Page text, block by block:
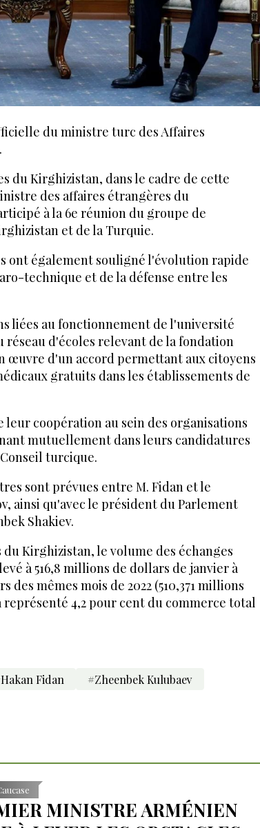
du ministre turc des Affaires
du Kirghizistan, dans le cadre de cette
des affaires étrangères du
à la 6e réunion du groupe de
et de la Turquie.
ont également souligné l'évolution rapide
technique et de la défense entre les
liées au fonctionnement de l'université
d'écoles relevant de la fondation
œuvre d'un accord permettant aux citoyens
gratuits dans les établissements de
coopération au sein des organisations
mutuellement dans leurs candidatures
turcique.
sont prévues entre M. Fidan et le
ainsi qu'avec le président du Parlement
Shakiev.
Kirghizistan, le volume des échanges
à 516,8 millions de dollars de janvier à
des mêmes mois de 2022 (510,371 millions
4,2 pour cent du commerce total
Fidan #Zheenbek Kulubaev
MINISTRE ARMÉNIEN